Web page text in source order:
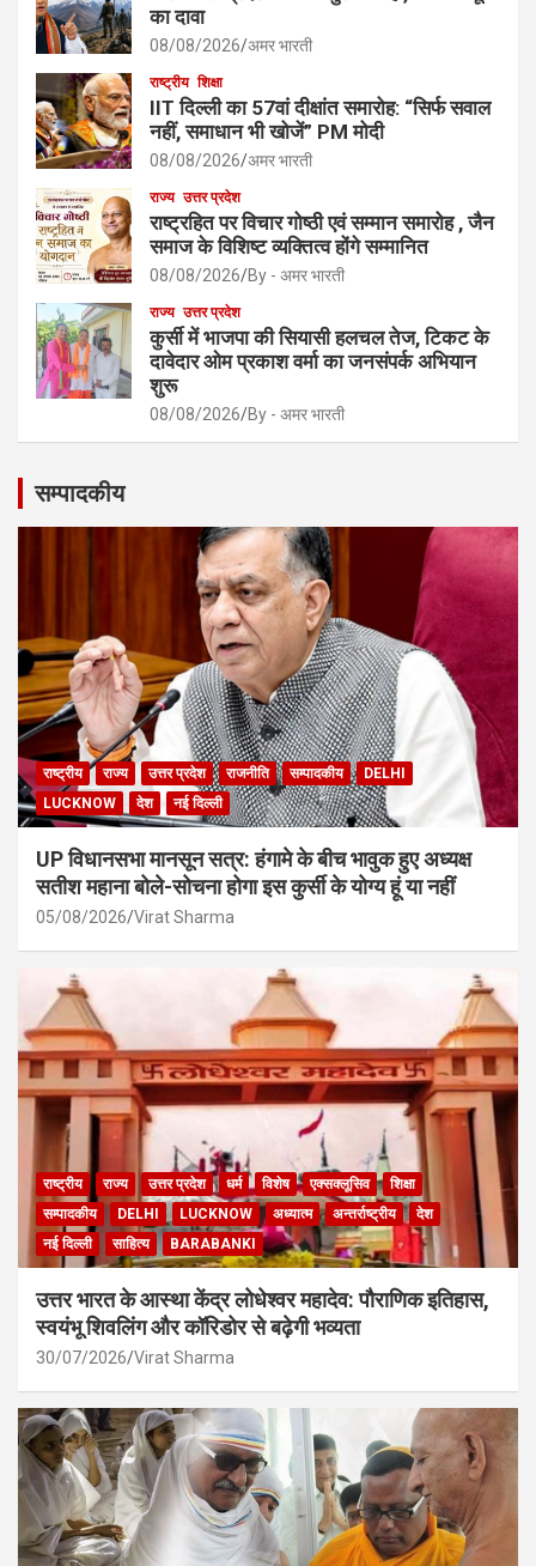
का दावा
08/08/2026 अमर भारती
राष्ट्रीय शिक्षा
IIT दिल्ली का 57वां दीक्षांत समारोह: “सिर्फ सवाल
नहीं, समाधान भी खोजें” PM मोदी
08/08/2026 अमर भारती
राज्य उत्तर प्रदेश
राष्ट्रहित पर विचार गोष्ठी एवं सम्मान समारोह , जैन
समाज के विशिष्ट व्यक्तित्व होंगे सम्मानित
08/08/2026 By - अमर भारती
राज्य उत्तर प्रदेश
कुर्सी में भाजपा की सियासी हलचल तेज, टिकट के
दावेदार ओम प्रकाश वर्मा का जनसंपर्क अभियान
शुरू
08/08/2026 By - अमर भारती
सम्पादकीय
राष्ट्रीय राज्य उत्तर प्रदेश राजनीति सम्पादकीय
DELHI
LUCKNOW
देश नई दिल्ली
UP विधानसभा मानसून सत्र: हंगामे के बीच भावुक हुए अध्यक्ष
सतीश महाना बोले-सोचना होगा इस कुर्सी के योग्य हूं या नहीं
05/08/2026 Virat Sharma
राष्ट्रीय राज्य उत्तर प्रदेश धर्म विशेष एक्सक्लूसिव
शिक्षा
सम्पादकीय
DELHI LUCKNOW अध्यात्म अन्तर्राष्ट्रीय
देश
नई दिल्ली
साहित्य BARABANKI
उत्तर भारत के आस्था केंद्र लोधेश्वर महादेव: पौराणिक इतिहास,
स्वयंभू शिवलिंग और कॉरिडोर से बढ़ेगी भव्यता
30/07/2026 Virat Sharma